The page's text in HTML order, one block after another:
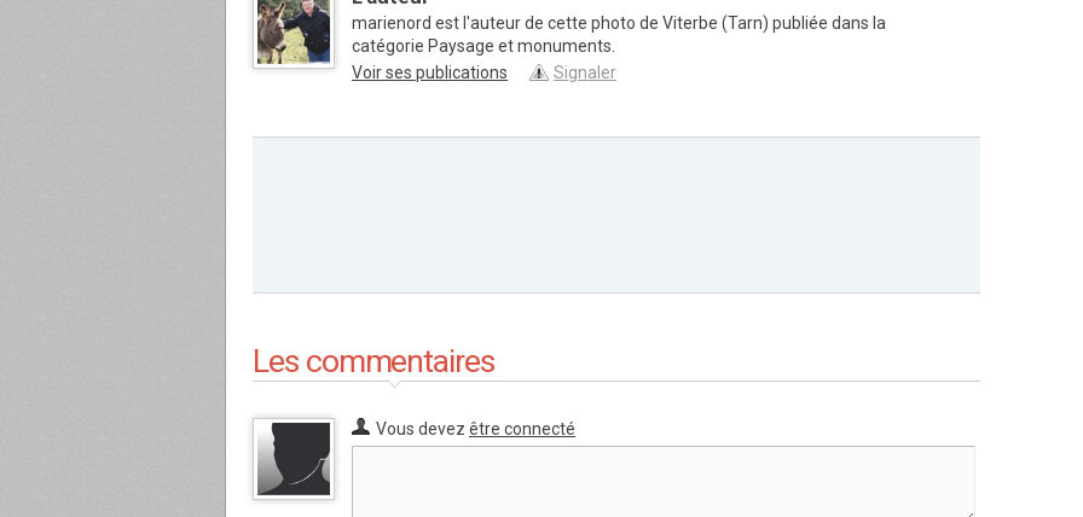
marienord est l'auteur de cette photo de Viterbe (Tarn) publiée dans la
catégorie Paysage et monuments.
Voir ses publications
Signaler
Les commentaires
Vous devez être connecté